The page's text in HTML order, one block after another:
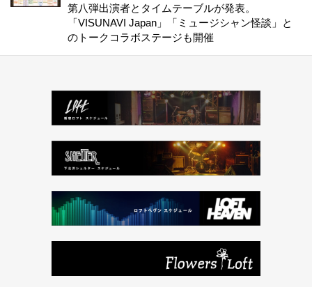
第八弾出演者とタイムテーブルが発表。
「VISUNAVI Japan」「ミュージシャン怪談」と
のトークコラボステージも開催